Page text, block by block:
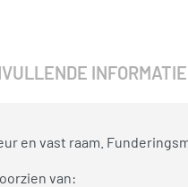
INFORMATIE
en vast raam.
van: